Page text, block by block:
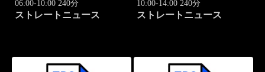
06:00-10:00 240分
ストレートニュース
10:00-14:00 240分
ストレートニュース